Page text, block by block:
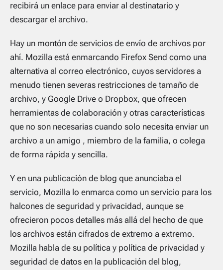
recibirá un enlace para enviar al destinatario y
descargar el archivo.
Hay un montón de servicios de envío de archivos por
ahí. Mozilla está enmarcando Firefox Send como una
alternativa al correo electrónico, cuyos servidores a
menudo tienen severas restricciones de tamaño de
archivo, y Google Drive o Dropbox, que ofrecen
herramientas de colaboración y otras características
que no son necesarias cuando solo necesita enviar un
archivo a un amigo , miembro de la familia, o colega
de forma rápida y sencilla.
Y en una publicación de blog que anunciaba el
servicio, Mozilla lo enmarca como un servicio para los
halcones de seguridad y privacidad, aunque se
ofrecieron pocos detalles más allá del hecho de que
los archivos están cifrados de extremo a extremo.
Mozilla habla de su política y política de privacidad y
seguridad de datos en la publicación del blog,